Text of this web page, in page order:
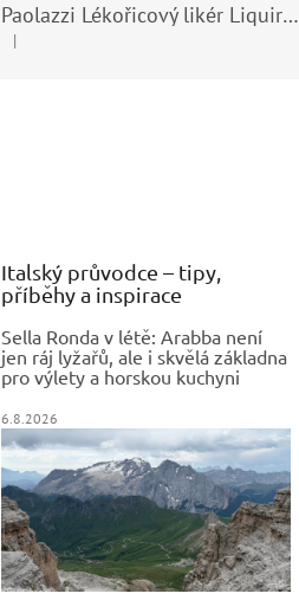
Paolazzi Lékořicový likér Liquirizia 24% 0,7L
Hodnocení produktu je 5 z 5 hvězdiček.
|
Italský průvodce – tipy,
příběhy a inspirace
Sella Ronda v létě: Arabba není
jen ráj lyžařů, ale i skvělá základna
pro výlety a horskou kuchyni
6.8.2026